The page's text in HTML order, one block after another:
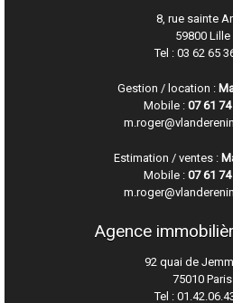
8, rue sainte
59800 Lille
Tel : 03 62 65
Gestion / location :
Mobile : 07 61
Estimation / ventes :
Mobile : 07 61
Agence
92 quai de
75010 Paris
Tel :